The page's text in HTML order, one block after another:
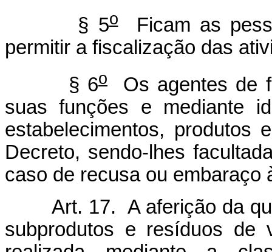
§ 5oFicam as
permitir a fiscalização das
§ 6o
Os agentes de
suas funções e mediante
estabelecimentos, produtos
Decreto, sendo-lhes
caso de recusa ou embaraço
Art. 17. A aferição da
subprodutos e resíduos de